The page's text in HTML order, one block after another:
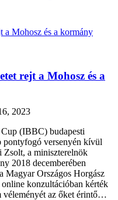
rejt a Mohosz és a
2023
(IBBC) budapesti
pontyfogó versenyén kívül
Zsolt, a miniszterelnök
2018 decemberében
Magyar Országos Horgász
konzultációban kérték
véleményét az őket érintő…